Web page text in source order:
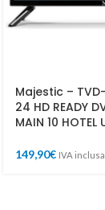
Majestic –
24 HD READY
MAIN 10 HOTEL
149,90€ IVA inclusa